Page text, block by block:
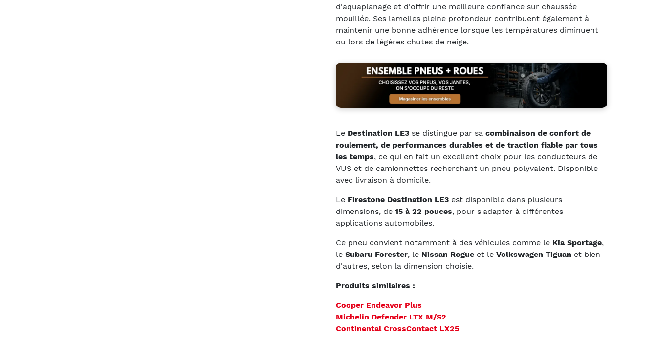
d'aquaplanage et d'offrir une meilleure confiance sur chaussée
mouillée. Ses lamelles pleine profondeur contribuent également à
maintenir une bonne adhérence lorsque les températures diminuent
ou lors de légères chutes de neige.
Le Destination LE3 se distingue par sa combinaison de confort de
roulement, de performances durables et de traction fiable par tous
les temps, ce qui en fait un excellent choix pour les conducteurs de
VUS et de camionnettes recherchant un pneu polyvalent. Disponible
avec livraison à domicile.
Le Firestone Destination LE3 est disponible dans plusieurs
dimensions, de 15 à 22 pouces, pour s'adapter à différentes
applications automobiles.
Ce pneu convient notamment à des véhicules comme le Kia Sportage,
le Subaru Forester, le Nissan Rogue et le Volkswagen Tiguan et bien
d'autres, selon la dimension choisie.
Produits similaires :
Cooper Endeavor Plus
Michelin Defender LTX M/S2
Continental CrossContact LX25